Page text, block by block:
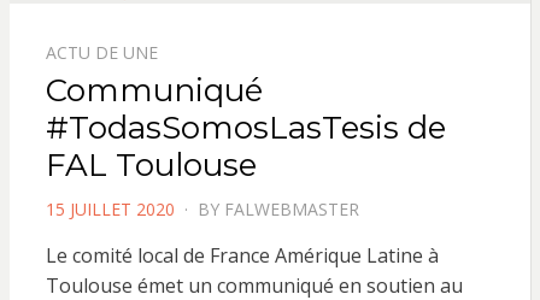
ACTU DE UNE
Communiqué
#TodasSomosLasTesis de
FAL Toulouse
POSTED
15 JUILLET 2020 BY FALWEBMASTER
Le comité local de France Amérique Latine à
Toulouse émet un communiqué en soutien au